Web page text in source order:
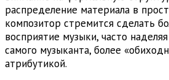
распределение материала в
композитор стремится сделать
восприятие музыки, часто
самого музыканта, более
атрибутикой.